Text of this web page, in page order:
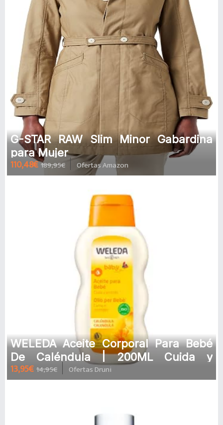
G-STAR RAW Slim Minor Gabardina
para Mujer
110,48€ 189,95€ Ofertas Amazon
WELEDA Aceite Corporal Para Bebé
De Caléndula | 200ML Cuida y
protege la piel delicada del bebé
13,95€ 14,95€ Ofertas Druni